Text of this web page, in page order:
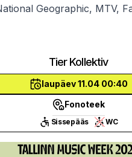
Geographic, MTV,
Tier Kollektiv
laupäev 11.04 00:40
Fonoteek
Sissepääs WC